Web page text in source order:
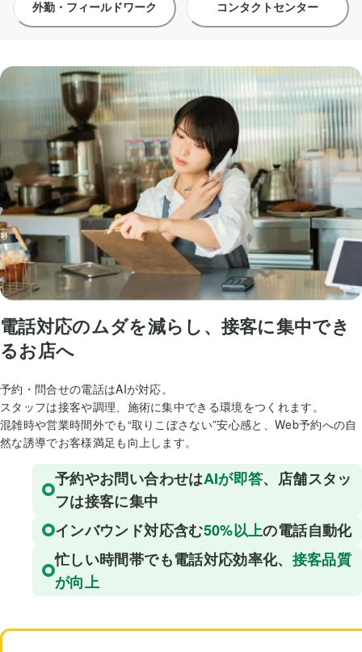
外勤・ フィールドワーク コンタクトセンター
電話対応のムダを減らし、接客に集中でき
るお店へ
予約・問合せの電話はAIが対応。
スタッフは接客や調理、施術に集中できる環境をつくれます。
混雑時や営業時間外でも“取りこぼさない”安心感と、Web予約への自
然な誘導でお客様満足も向上します。
予約やお問い合わせはAIが即答、店舗スタッ
フは接客に集中
インバウンド対応含む50%以上の電話自動化
忙しい時間帯でも電話対応効率化、 接客品質
が向上